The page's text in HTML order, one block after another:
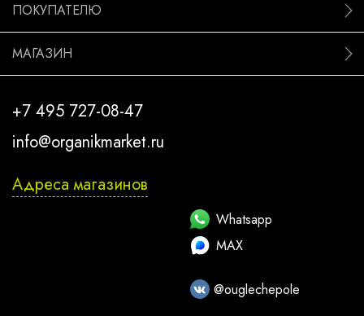
ПОКУПАТЕЛЮ
МАГАЗИН
+7 495 727-08-47
info@organikmarket.ru
Адреса магазинов
Whatsapp
MAX
@ouglechepole